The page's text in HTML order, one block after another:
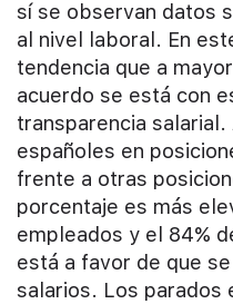
sí se observan datos
al nivel laboral. En
tendencia que a
acuerdo se está con
transparencia salarial.
españoles en
frente a otras
porcentaje es más
empleados y el 84%
está a favor de que
salarios. Los parados